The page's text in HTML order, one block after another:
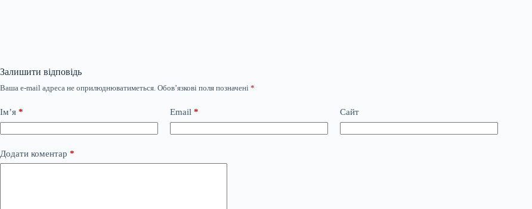
Залишити відповідь
Ваша e-mail адреса не оприлюднюватиметься. Обов’язкові поля позначені *
Ім’я * Email * Сайт
Додати коментар *